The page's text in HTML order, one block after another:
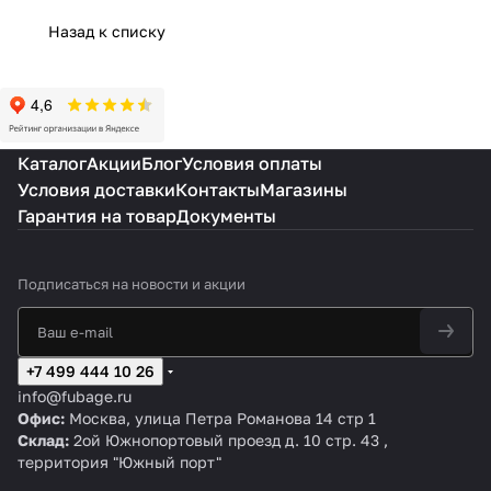
Fubag:
критер
ии
выбора
резервн
ого
генератоустрой
ство.
r
человека
кожухом
Назад к списку
КаталогАкцииБлогУсловия оплаты
Условия доставкиКонтактыМагазины
Гарантия на товарДокументы
Подписаться на новости и акции
+7 499 444 10 26
info@fubage.ru
Офис: Москва, улица Петра Романова 14 стр 1
Склад: 2ой Южнопортовый проезд д. 10 стр. 43 ,
территория "Южный порт"